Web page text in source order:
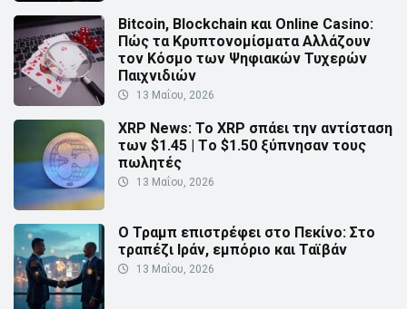
Bitcoin, Blockchain και Online Casino:
Πώς τα Κρυπτονομίσματα Αλλάζουν
τον Κόσμο των Ψηφιακών Τυχερών
Παιχνιδιών
13 Μαΐου, 2026
XRP News: Το XRP σπάει την αντίσταση
των $1.45 | Τo $1.50 ξύπνησαν τους
πωλητές
13 Μαΐου, 2026
Ο Τραμπ επιστρέφει στο Πεκίνο: Στο
τραπέζι Ιράν, εμπόριο και Ταϊβάν
13 Μαΐου, 2026